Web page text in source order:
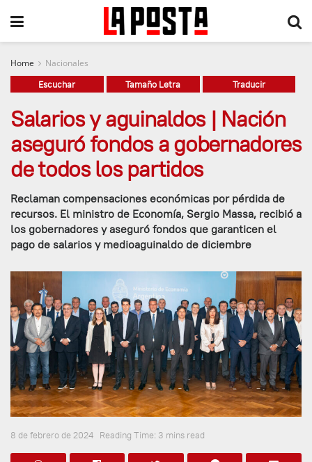
Home Nacionales
Escuchar Tamaño Letra Traducir
Salarios y aguinaldos | Nación
aseguró fondos a gobernadores
de todos los partidos
Reclaman compensaciones económicas por pérdida de
recursos. El ministro de Economía, Sergio Massa, recibió a
los gobernadores y aseguró fondos que garanticen el
pago de salarios y medioaguinaldo de diciembre
8 de febrero de 2024 Reading Time: 3 mins read